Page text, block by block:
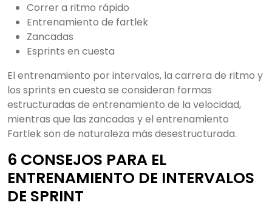
Correr a ritmo rápido
Entrenamiento de fartlek
Zancadas
Esprints en cuesta
El entrenamiento por intervalos, la carrera de ritmo y
los sprints en cuesta se consideran formas
estructuradas de entrenamiento de la velocidad,
mientras que las zancadas y el entrenamiento
Fartlek son de naturaleza más desestructurada.
6 CONSEJOS PARA EL
ENTRENAMIENTO DE INTERVALOS
DE SPRINT